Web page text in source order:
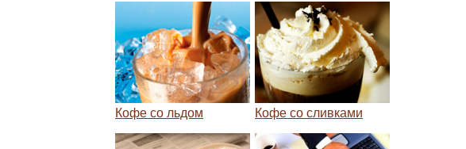
Кофе со льдом Кофе со сливками